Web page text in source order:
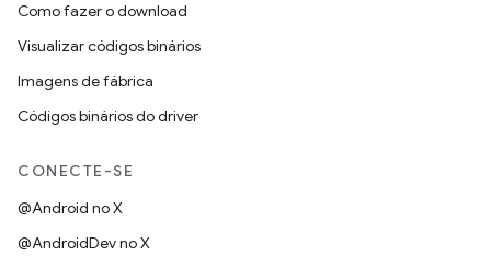
Como fazer o download
Visualizar códigos binários
Imagens de fábrica
Códigos binários do driver
CONECTE-SE
@Android no X
@AndroidDev no X